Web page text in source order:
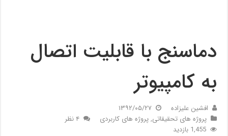
دماسنج با قابلیت اتصال
به کامپیوتر
افشین علیزاده
۱۳۹۲/۰۵/۲۷
پروژه های تحقیقاتی,پروژه های کاربردی
۴ نظر
1,455 بازدید